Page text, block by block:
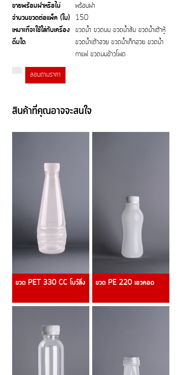
ขายพร้อมฝาหรือไม่ พร้อมฝา
จำนวนขวดต่อแพ็ค (ใบ) 150
เหมาะที่จะใช้ใส่กับเครื่อง
ดื่มใด
ขวดน้ำ ขวดนม ขวดน้ำส้ม ขวดน้ำเต้าหู้
ขวดน้ำเต้าฮวย ขวดน้ำเก๊กฮวย ขวดน้ำ
กาแฟ ขวดนมข้าวโพด
สอบถามราคา
สินค้าที่คุณอาจจะสนใจ
ขวด PET 330 CC โบว์ลิ่ง ขวด PE 220 เอวคอด